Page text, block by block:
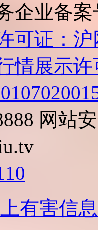
企业备案
可证：
情展示许
网站
有害信